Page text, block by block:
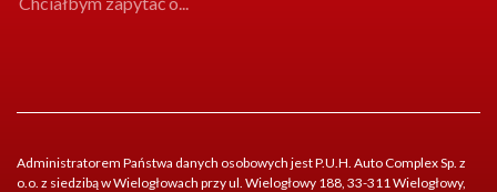
Administratorem Państwa danych osobowych jest P.U.H. Auto Complex Sp. z
o.o. z siedzibą w Wielogłowach przy ul. Wielogłowy 188, 33-311 Wielogłowy,